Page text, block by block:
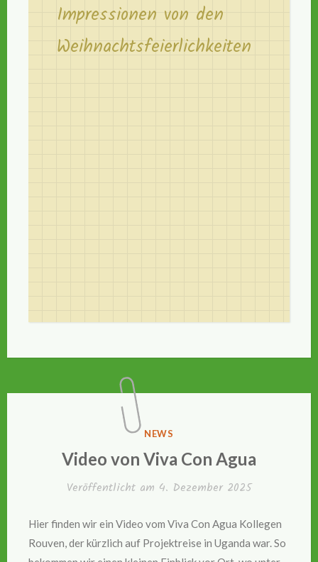
Impressionen von den
Weihnachtsfeierlichkeiten
VERÖFFENTLICHT
NEWS
Video von Viva Con Agua
Veröffentlicht am 4. Dezember 2025
Hier finden wir ein Video vom Viva Con Agua Kollegen
Rouven, der kürzlich auf Projektreise in Uganda war. So